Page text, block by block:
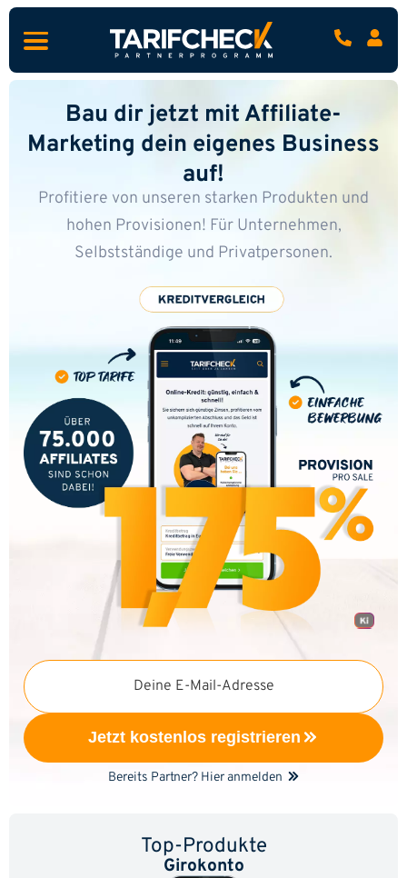
Bau dir jetzt mit Affiliate-
Marketing dein eigenes Business
auf!
Profitiere von unseren starken Produkten und
hohen Provisionen! Für Unternehmen,
Selbstständige und Privatpersonen.
Deine E-Mail-Adresse
Jetzt kostenlos registrieren
Bereits Partner? Hier anmelden
Top-Produkte
Girokonto